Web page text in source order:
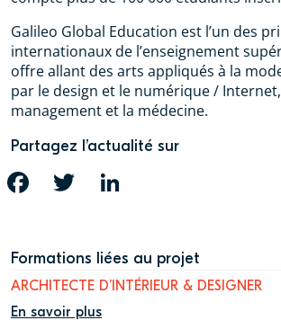
Galileo Global Education est l’un des
internationaux de l’enseignement
offre allant des arts appliqués à la
par le design et le numérique /
management et la médecine.
Partagez l’actualité sur
FACEBOOK TWITTER
Formations liées au projet
ARCHITECTE D’INTÉRIEUR & DESIGNER
En savoir plus